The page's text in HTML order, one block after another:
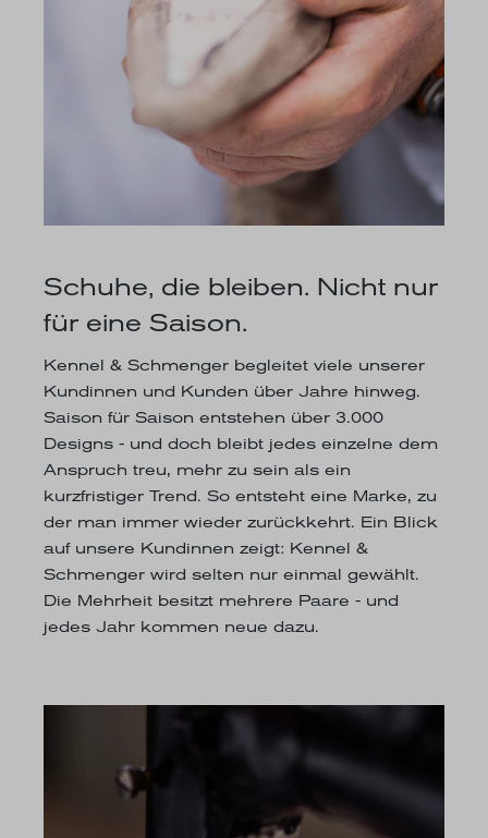
Schuhe, die bleiben. Nicht nur
für eine Saison.
Kennel & Schmenger begleitet viele unserer
Kundinnen und Kunden über Jahre hinweg.
Saison für Saison entstehen über 3.000
Designs - und doch bleibt jedes einzelne dem
Anspruch treu, mehr zu sein als ein
kurzfristiger Trend. So entsteht eine Marke, zu
der man immer wieder zurückkehrt. Ein Blick
auf unsere Kundinnen zeigt: Kennel &
Schmenger wird selten nur einmal gewählt.
Die Mehrheit besitzt mehrere Paare - und
jedes Jahr kommen neue dazu.